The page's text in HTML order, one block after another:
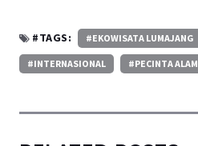
#TAGS: #EKOWISATA LUMAJANG
#INTERNASIONAL #PECINTA ALAM